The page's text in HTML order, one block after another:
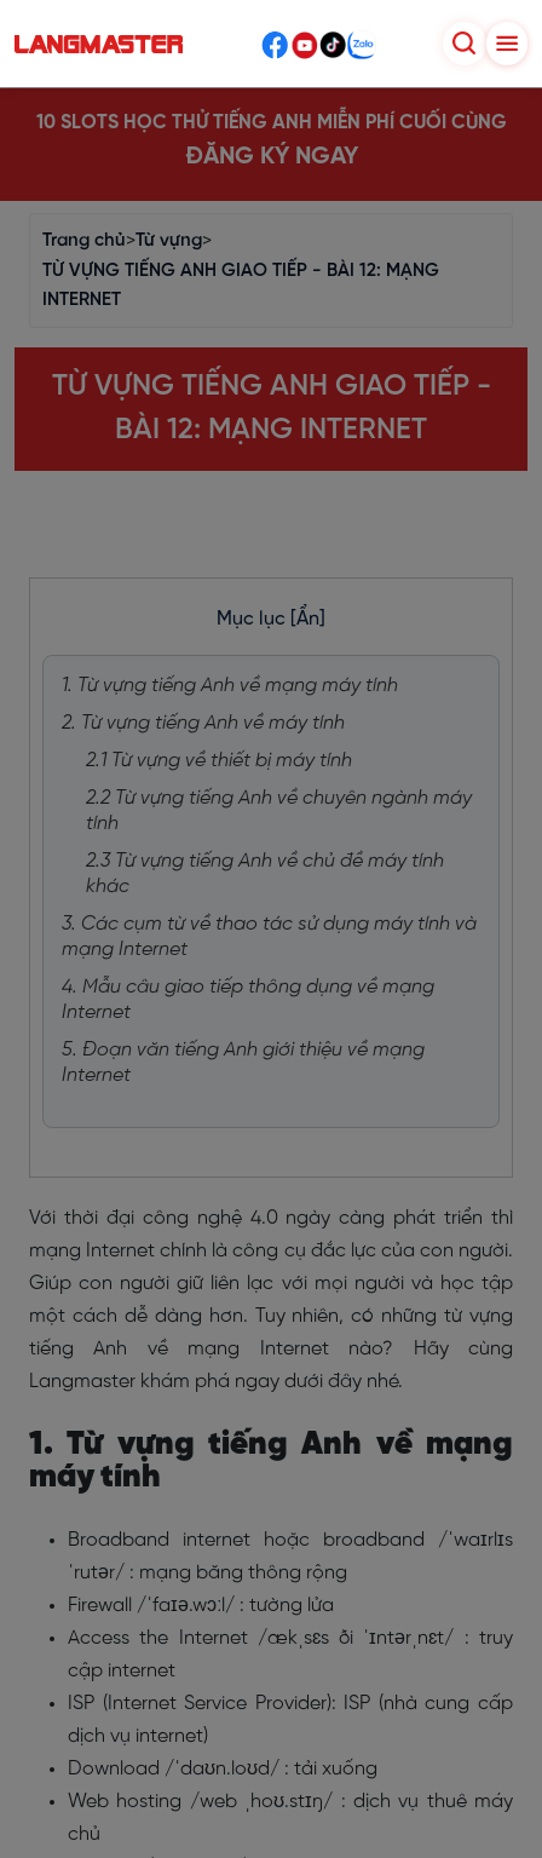
10 SLOTS HỌC THỬ TIẾNG ANH MIỄN PHÍ CUỐI CÙNG
ĐĂNG KÝ NGAY
Trang chủ>Từ vựng>
TỪ VỰNG TIẾNG ANH GIAO TIẾP - BÀI 12: MẠNG
INTERNET
TỪ VỰNG TIẾNG ANH GIAO TIẾP -
BÀI 12: MẠNG INTERNET
Mục lục [Ẩn]
1. Từ vựng tiếng Anh về mạng máy tính
2. Từ vựng tiếng Anh về máy tính
2.1 Từ vựng về thiết bị máy tính
2.2 Từ vựng tiếng Anh về chuyên ngành máy
tính
2.3 Từ vựng tiếng Anh về chủ đề máy tính
khác
3. Các cụm từ về thao tác sử dụng máy tính và
mạng Internet
4. Mẫu câu giao tiếp thông dụng về mạng
Internet
5. Đoạn văn tiếng Anh giới thiệu về mạng
Internet
Với thời đại công nghệ 4.0 ngày càng phát triển thì
mạng Internet chính là công cụ đắc lực của con người.
Giúp con người giữ liên lạc với mọi người và học tập
một cách dễ dàng hơn. Tuy nhiên, có những từ vựng
tiếng Anh về mạng Internet nào? Hãy cùng
Langmaster khám phá ngay dưới đây nhé.
1. Từ vựng tiếng Anh về mạng
máy tính
Broadband internet hoặc broadband /ˈwaɪrlɪs
ˈrutər/ : mạng băng thông rộng
Firewall /ˈfaɪə.wɔːl/ : tường lửa
Access the Internet /ækˌsɛs ði ˈɪntərˌnɛt/ : truy
cập internet
ISP (Internet Service Provider): ISP (nhà cung cấp
dịch vụ internet)
Download /ˈdaʊn.loʊd/ : tải xuống
Web hosting /web ˌhoʊ.stɪŋ/ : dịch vụ thuê máy
chủ